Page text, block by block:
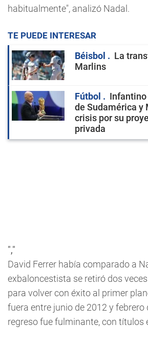
habitualmente", analizó Nadal.
TE PUEDE INTERESAR
Béisbol
La
Marlins
Fútbol
de Sudamérica y
crisis por su
privada
","
David Ferrer había comparado a
exbaloncestista se retiró dos
para volver con éxito al primer
fuera entre junio de 2012 y febrero
regreso fue fulminante, con títulos